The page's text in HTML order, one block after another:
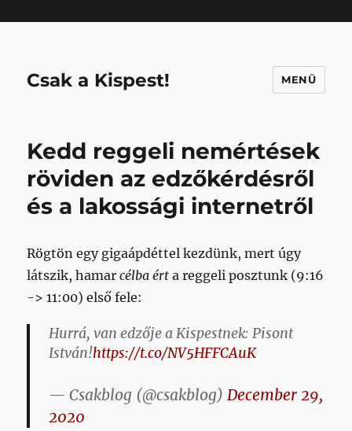
Csak a Kispest! MENÜ
Kedd reggeli nemértések
röviden az edzőkérdésről
és a lakossági internetről
Rögtön egy gigaápdéttel kezdünk, mert úgy
látszik, hamarcélba ért a reggeli posztunk (9:16
-> 11:00) első fele:
Hurrá, van edzője a Kispestnek: Pisont
István!https://t.co/NV5HFFCAuK
— Csakblog (@csakblog)December 29,
2020